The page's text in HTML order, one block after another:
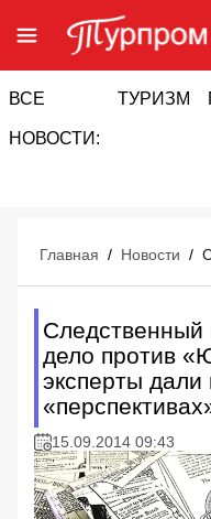
ВСЕ
НОВОСТИ:
ТУРИЗМ
Главная / Новости /
Следственный
дело против
эксперты дали
15.09.2014 09:43